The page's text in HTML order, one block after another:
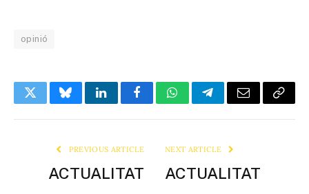
opinió
TwitterBlueskyLinkedInFacebookWhatsAppTelegramEmail Copy
PREVIOUS ARTICLE
ACTUALITAT
NEXT ARTICLE
ACTUALITAT